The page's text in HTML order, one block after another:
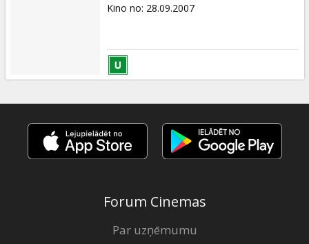
Kino no: 28.09.2007
Forum Cinemas
Par uzņēmumu